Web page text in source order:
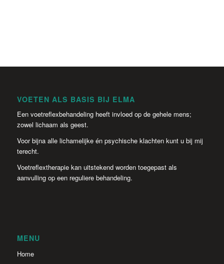
VOETEN ALS BASIS BIJ ELMA
Een voetreflexbehandeling heeft invloed op de gehele mens;
zowel lichaam als geest.
Voor bijna alle lichamelijke én psychische klachten kunt u bij mij
terecht.
Voetreflextherapie kan uitstekend worden toegepast als
aanvulling op een reguliere behandeling.
MENU
Home